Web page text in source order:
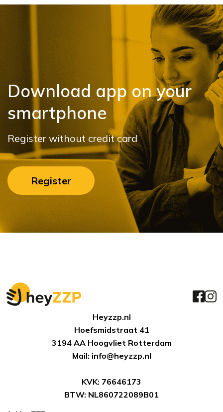
Download app on your
smartphone
Register without credit card
Register
Heyzzp.nl
Hoefsmidstraat 41
3194 AA Hoogvliet Rotterdam
Mail: info@heyzzp.nl
KVK: 76646173
BTW: NL860722089B01